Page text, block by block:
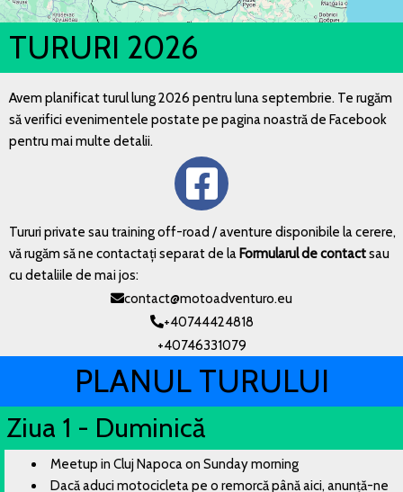
TURURI 2026
Avem planificat turul lung 2026 pentru luna septembrie. Te rugăm
să verifici evenimentele postate pe pagina noastră de Facebook
pentru mai multe detalii.
Tururi private sau training off-road / aventure disponibile la cerere,
vă rugăm să ne contactați separat de la Formularul de contactsau
cu detaliile de mai jos:
contact@motoadventuro.eu
+40744424818
+40746331079
PLANUL TURULUI
Ziua 1 - Duminică
Meetup in Cluj Napoca on Sunday morning
Dacă aduci motocicleta pe o remorcă până aici, anunță-ne